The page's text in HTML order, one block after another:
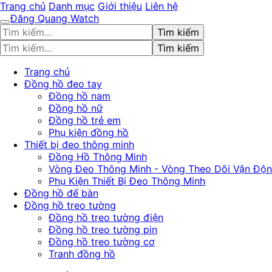
Trang chủ Danh mục Giới thiệu Liên hệ
Đăng Quang Watch
Tìm kiếm
Tìm kiếm
Trang chủ
Đồng hồ đeo tay
Đồng hồ nam
Đồng hồ nữ
Đồng hồ trẻ em
Phụ kiện đồng hồ
Thiết bị đeo thông minh
Đồng Hồ Thông Minh
Vòng Đeo Thông Minh - Vòng Theo Dõi Vận
Phụ Kiện Thiết Bị Đeo Thông Minh
Đồng hồ để bàn
Đồng hồ treo tường
Đồng hồ treo tường điện
Đồng hồ treo tường pin
Đồng hồ treo tường cơ
Tranh đồng hồ